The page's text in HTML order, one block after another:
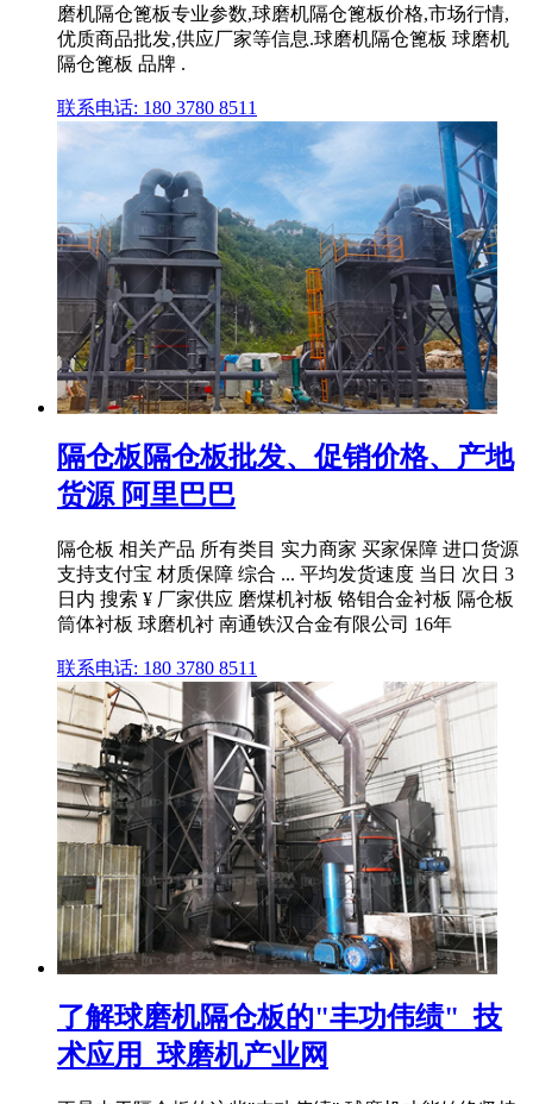
磨机隔仓篦板专业参数,球磨机隔仓篦板价格,市场行情,
优质商品批发,供应厂家等信息.球磨机隔仓篦板 球磨机
隔仓篦板 品牌 .
联系电话: 180 3780 8511
隔仓板隔仓板批发、促销价格、产地
货源 阿里巴巴
隔仓板 相关产品 所有类目 实力商家 买家保障 进口货源
支持支付宝 材质保障 综合 ... 平均发货速度 当日 次日 3
日内 搜索 ¥ 厂家供应 磨煤机衬板 铬钼合金衬板 隔仓板
筒体衬板 球磨机衬 南通铁汉合金有限公司 16年
联系电话: 180 3780 8511
了解球磨机隔仓板的"丰功伟绩"_技
术应用_球磨机产业网